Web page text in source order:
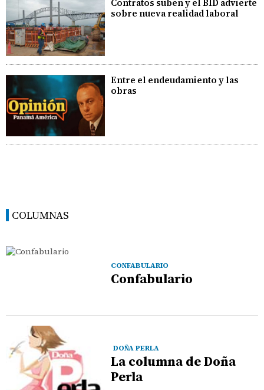
Contratos suben y el BID advierte
sobre nueva realidad laboral
Entre el endeudamiento y las
obras
COLUMNAS
CONFABULARIO
Confabulario
DOÑA PERLA
La columna de Doña
Perla